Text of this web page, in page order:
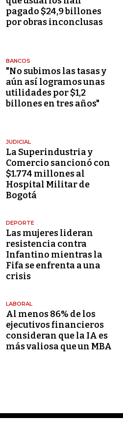
pagado $24,9 billones
por obras inconclusas
BANCOS
"No subimos las tasas y
aún así logramos unas
utilidades por $1,2
billones en tres años"
JUDICIAL
La Superindustria y
Comercio sancionó con
$1.774 millones al
Hospital Militar de
Bogotá
DEPORTE
Las mujeres lideran
resistencia contra
Infantino mientras la
Fifa se enfrenta a una
crisis
LABORAL
Al menos 86% de los
ejecutivos financieros
consideran que la IA es
más valiosa que un MBA